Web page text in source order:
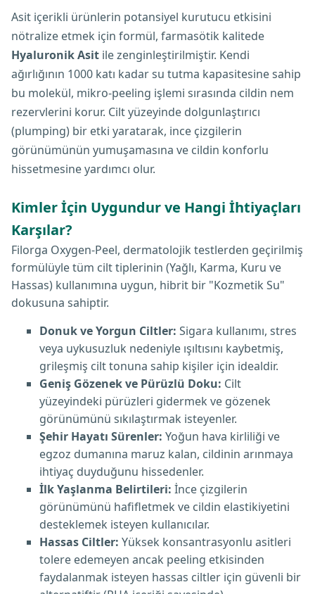
Asit içerikli ürünlerin potansiyel kurutucu etkisini
nötralize etmek için formül, farmasötik kalitede
Hyaluronik Asit ile zenginleştirilmiştir. Kendi
ağırlığının 1000 katı kadar su tutma kapasitesine sahip
bu molekül, mikro-peeling işlemi sırasında cildin nem
rezervlerini korur. Cilt yüzeyinde dolgunlaştırıcı
(plumping) bir etki yaratarak, ince çizgilerin
görünümünün yumuşamasına ve cildin konforlu
hissetmesine yardımcı olur.
Kimler İçin Uygundur ve Hangi İhtiyaçları
Karşılar?
Filorga Oxygen-Peel, dermatolojik testlerden geçirilmiş
formülüyle tüm cilt tiplerinin (Yağlı, Karma, Kuru ve
Hassas) kullanımına uygun, hibrit bir "Kozmetik Su"
dokusuna sahiptir.
Donuk ve Yorgun Ciltler: Sigara kullanımı, stres
veya uykusuzluk nedeniyle ışıltısını kaybetmiş,
grileşmiş cilt tonuna sahip kişiler için idealdir.
Geniş Gözenek ve Pürüzlü Doku: Cilt
yüzeyindeki pürüzleri gidermek ve gözenek
görünümünü sıkılaştırmak isteyenler.
Şehir Hayatı Sürenler: Yoğun hava kirliliği ve
egzoz dumanına maruz kalan, cildinin arınmaya
ihtiyaç duyduğunu hissedenler.
İlk Yaşlanma Belirtileri: İnce çizgilerin
görünümünü hafifletmek ve cildin elastikiyetini
desteklemek isteyen kullanıcılar.
Hassas Ciltler: Yüksek konsantrasyonlu asitleri
tolere edemeyen ancak peeling etkisinden
faydalanmak isteyen hassas ciltler için güvenli bir